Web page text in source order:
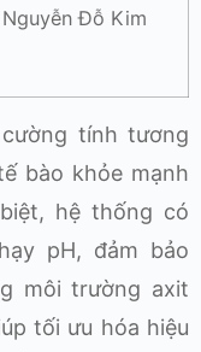
Đỗ Kim
tính tương
bào khỏe mạnh
hệ thống có
pH, đảm bảo
môi trường axit
tối ưu hóa hiệu